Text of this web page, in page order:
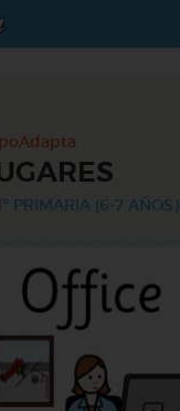
PRIMARIA (6-7 AÑOS)